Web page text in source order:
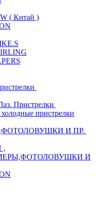
( Китай )
Пристрелки
пристрелки
И ПР.
,
И